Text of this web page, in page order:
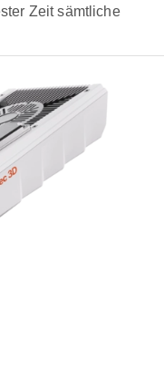
Zeit sämtliche